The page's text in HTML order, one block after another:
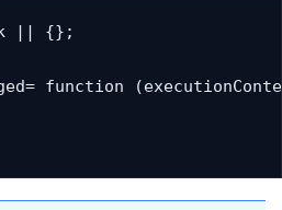
|| {};
function